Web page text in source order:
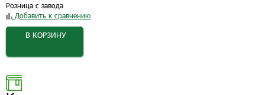
Розница с завода
Добавить к сравнению
В КОРЗИНУ